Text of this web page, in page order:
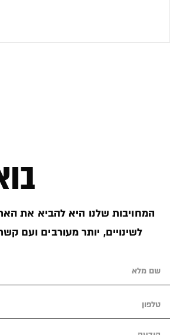
המחויבות שלנו היא להביא את
לשינויים, יותר מעורבים ועם